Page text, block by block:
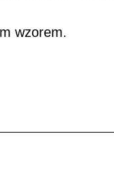
wzorem.